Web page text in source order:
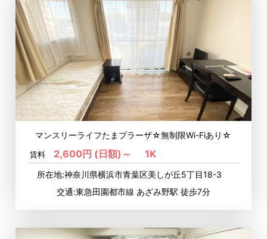
マンスリーライフたまプラーザ☆無制限Wi-Fiあり☆
賃料 2,600円 (日額)～ 1K
所在地:神奈川県横浜市青葉区美しが丘5丁目18-3
交通:東急田園都市線 あざみ野駅 徒歩7分